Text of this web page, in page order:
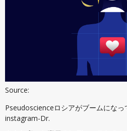
Source:
Pseudoscienceロシアがブームにな
instagram-Dr.